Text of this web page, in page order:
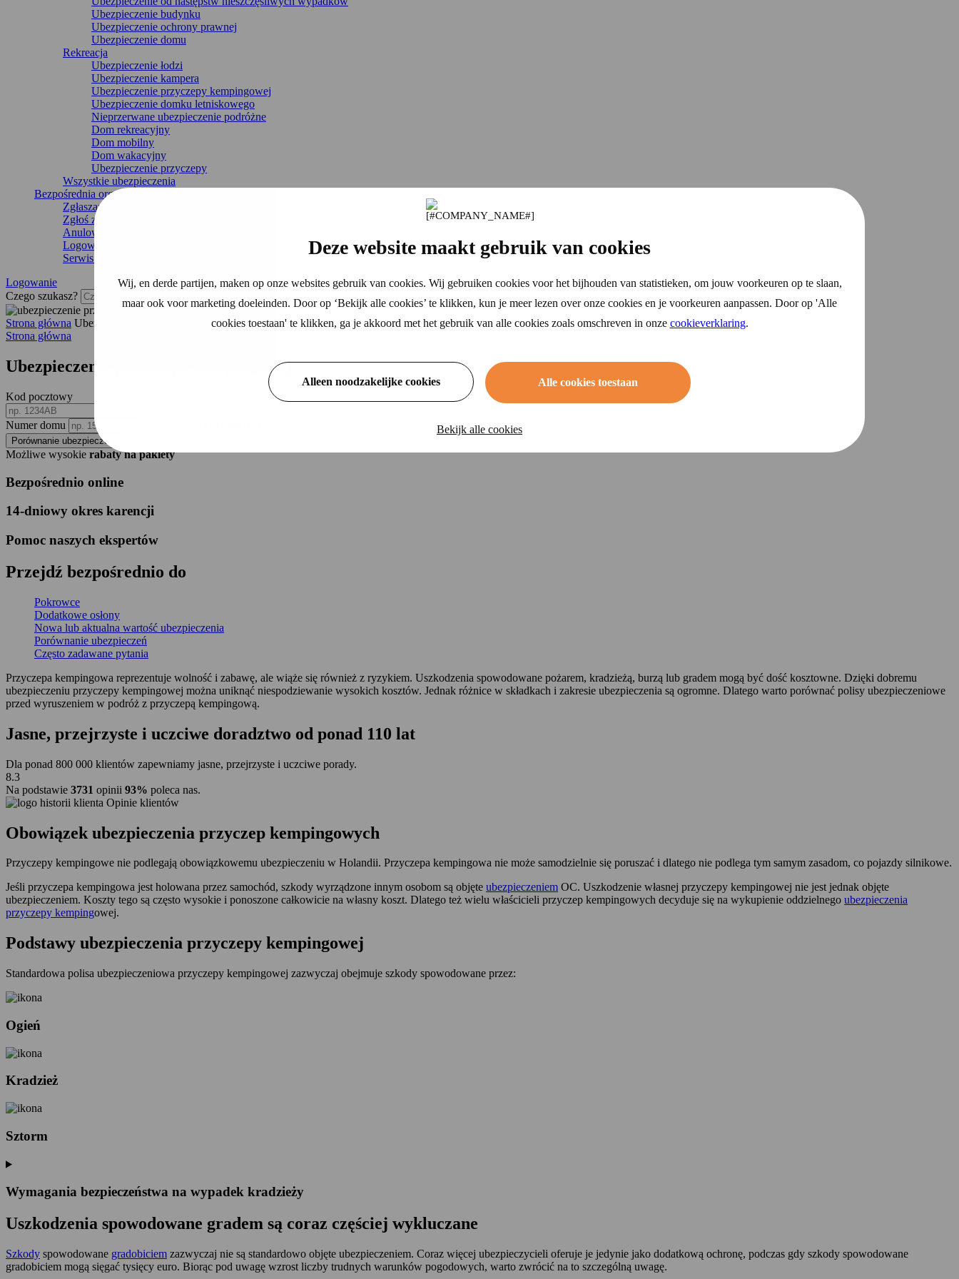
Deze website maakt gebruik van cookies
Wij, en derde partijen, maken op onze websites gebruik van cookies. Wij gebruiken cookies voor het bijhouden van statistieken, om jouw voorkeuren op te slaan,
maar ook voor marketing doeleinden. Door op ‘Bekijk alle cookies’ te klikken, kun je meer lezen over onze cookies en je voorkeuren aanpassen. Door op 'Alle
cookies toestaan' te klikken, ga je akkoord met het gebruik van alle cookies zoals omschreven in onze cookieverklaring.
Alleen noodzakelijke cookies Alle cookies toestaan
Bekijk alle cookies
Ubezpieczenie budynku
Ubezpieczenie ochrony prawnej
Ubezpieczenie domu
Rekreacja
Ubezpieczenie łodzi
Ubezpieczenie kampera
Ubezpieczenie przyczepy kempingowej
Ubezpieczenie domku letniskowego
Nieprzerwane ubezpieczenie podróżne
Dom rekreacyjny
Dom mobilny
Dom wakacyjny
Ubezpieczenie przyczepy
Wszystkie ubezpieczenia
Bezpośrednia organizacja
Zgłaszanie uszkodzeń
Zgłoś zmianę
Anulowanie ubezpieczenia
Logowanie
Serwis i kontakt
Logowanie
Czego szukasz?
Strona główna Ubezpieczenie przyczepy kempingowej
Strona główna
Ubezpieczenie przyczepy kempingowej
Kod pocztowy
Numer domu
Porównanie ubezpieczeń
Możliwe wysokie rabaty na pakiety
Bezpośrednio online
14-dniowy okres karencji
Pomoc naszych ekspertów
Przejdź bezpośrednio do
Pokrowce
Dodatkowe osłony
Nowa lub aktualna wartość ubezpieczenia
Porównanie ubezpieczeń
Często zadawane pytania
Przyczepa kempingowa reprezentuje wolność i zabawę, ale wiąże się również z ryzykiem. Uszkodzenia spowodowane pożarem, kradzieżą, burzą lub gradem mogą być dość kosztowne. Dzięki dobremu
ubezpieczeniu przyczepy kempingowej można uniknąć niespodziewanie wysokich kosztów. Jednak różnice w składkach i zakresie ubezpieczenia są ogromne. Dlatego warto porównać polisy ubezpieczeniowe
przed wyruszeniem w podróż z przyczepą kempingową.
Jasne, przejrzyste i uczciwe doradztwo od ponad 110 lat
Dla ponad 800 000 klientów zapewniamy jasne, przejrzyste i uczciwe porady.
8.3
Na podstawie 3731 opinii 93% poleca nas.
Opinie klientów
Obowiązek ubezpieczenia przyczep kempingowych
Przyczepy kempingowe nie podlegają obowiązkowemu ubezpieczeniu w Holandii. Przyczepa kempingowa nie może samodzielnie się poruszać i dlatego nie podlega tym samym zasadom, co pojazdy silnikowe.
Jeśli przyczepa kempingowa jest holowana przez samochód, szkody wyrządzone innym osobom są objęte ubezpieczeniem OC. Uszkodzenie własnej przyczepy kempingowej nie jest jednak objęte
ubezpieczeniem. Koszty tego są często wysokie i ponoszone całkowicie na własny koszt. Dlatego też wielu właścicieli przyczep kempingowych decyduje się na wykupienie oddzielnego ubezpieczenia
przyczepy kempingowej.
Podstawy ubezpieczenia przyczepy kempingowej
Standardowa polisa ubezpieczeniowa przyczepy kempingowej zazwyczaj obejmuje szkody spowodowane przez:
Ogień
Kradzież
Sztorm
Wymagania bezpieczeństwa na wypadek kradzieży
Uszkodzenia spowodowane gradem są coraz częściej wykluczane
Szkody spowodowane gradobiciem zazwyczaj nie są standardowo objęte ubezpieczeniem. Coraz więcej ubezpieczycieli oferuje je jedynie jako dodatkową ochronę, podczas gdy szkody spowodowane
gradobiciem mogą sięgać tysięcy euro. Biorąc pod uwagę wzrost liczby trudnych warunków pogodowych, warto zwrócić na to szczególną uwagę.